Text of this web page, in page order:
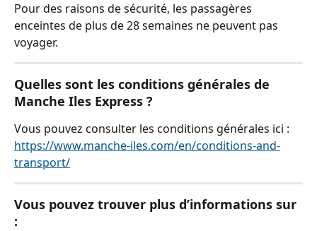
Pour des raisons de sécurité, les passagères
enceintes de plus de 28 semaines ne peuvent pas
voyager.
Quelles sont les conditions générales de
Manche Iles Express ?
Vous pouvez consulter les conditions générales ici :
https://www.manche-iles.com/en/conditions-and-
transport/
Vous pouvez trouver plus d’informations sur
: